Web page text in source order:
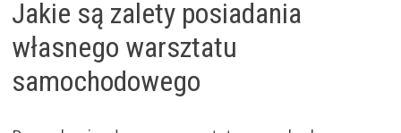
Jakie są zalety posiadania
własnego warsztatu
samochodowego